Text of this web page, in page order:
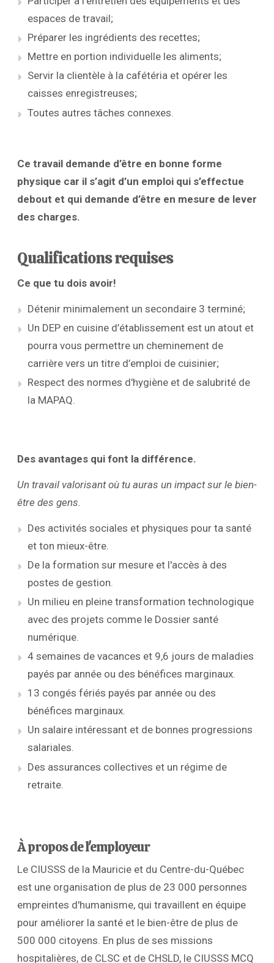
espaces de travail;
Préparer les ingrédients des recettes;
Mettre en portion individuelle les aliments;
Servir la clientèle à la cafétéria et opérer les
caisses enregistreuses;
Toutes autres tâches connexes.
Ce travail demande d’être en bonne forme
physique car il s’agit d’un emploi qui s’effectue
debout et qui demande d’être en mesure de lever
des charges.
Qualifications requises
Ce que tu dois avoir!
Détenir minimalement un secondaire 3 terminé;
Un DEP en cuisine d’établissement est un atout et
pourra vous permettre un cheminement de
carrière vers un titre d’emploi de cuisinier;
Respect des normes d'hygiène et de salubrité de
la MAPAQ.
Des avantages qui font la différence.
Un travail valorisant où tu auras un impact sur le bien-
être des gens.
Des activités sociales et physiques pour ta santé
et ton mieux-être.
De la formation sur mesure et l'accès à des
postes de gestion.
Un milieu en pleine transformation technologique
avec des projets comme le Dossier santé
numérique.
4 semaines de vacances et 9,6 jours de maladies
payés par année ou des bénéfices marginaux.
13 congés fériés payés par année ou des
bénéfices marginaux.
Un salaire intéressant et de bonnes progressions
salariales.
Des assurances collectives et un régime de
retraite.
À propos de l'employeur
Le CIUSSS de la Mauricie et du Centre-du-Québec
est une organisation de plus de 23 000 personnes
empreintes d'humanisme, qui travaillent en équipe
pour améliorer la santé et le bien-être de plus de
500 000 citoyens. En plus de ses missions
hospitalières, de CLSC et de CHSLD, le CIUSSS MCQ